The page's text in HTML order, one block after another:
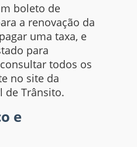
boleto de
a renovação da
uma taxa, e
para
todos os
no site da
de Trânsito.
e